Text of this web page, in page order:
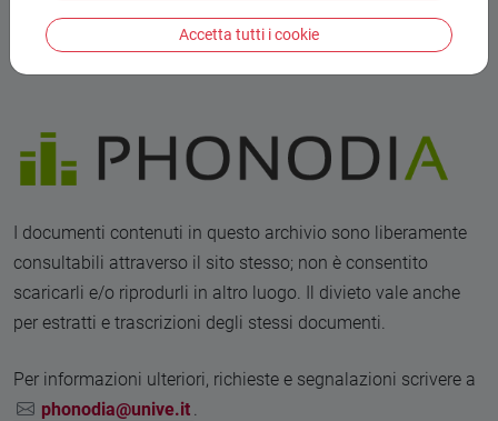
Soundcloud
I documenti contenuti in questo archivio sono liberamente
consultabili attraverso il sito stesso; non è consentito
scaricarli e/o riprodurli in altro luogo. Il divieto vale anche
per estratti e trascrizioni degli stessi documenti.
Per informazioni ulteriori, richieste e segnalazioni scrivere a
phonodia@unive.it
Accetta tutti i cookie